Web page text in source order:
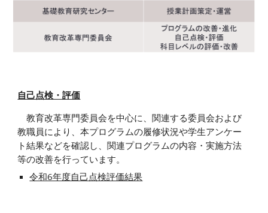
自己点検・評価
教育改革専門委員会を中心に、関連する委員会および
教職員により、本プログラムの履修状況や学生アンケー
ト結果などを確認し、関連プログラムの内容・実施方法
等の改善を行っています。
令和6年度自己点検評価結果